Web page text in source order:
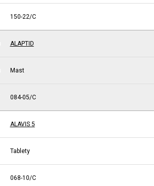
150-22/C
ALAPTID
Mast
084-05/C
ALAVIS 5
Tablety
068-10/C